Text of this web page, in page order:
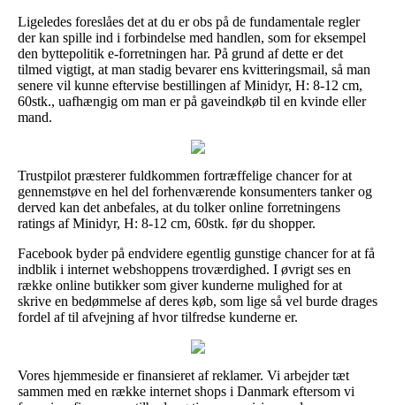
Ligeledes foreslåes det at du er obs på de fundamentale regler
der kan spille ind i forbindelse med handlen, som for eksempel
den byttepolitik e-forretningen har. På grund af dette er det
tilmed vigtigt, at man stadig bevarer ens kvitteringsmail, så man
senere vil kunne eftervise bestillingen af Minidyr, H: 8-12 cm,
60stk., uafhængig om man er på gaveindkøb til en kvinde eller
mand.
Trustpilot præsterer fuldkommen fortræffelige chancer for at
gennemstøve en hel del forhenværende konsumenters tanker og
derved kan det anbefales, at du tolker online forretningens
ratings af Minidyr, H: 8-12 cm, 60stk. før du shopper.
Facebook byder på endvidere egentlig gunstige chancer for at få
indblik i internet webshoppens troværdighed. I øvrigt ses en
række online butikker som giver kunderne mulighed for at
skrive en bedømmelse af deres køb, som lige så vel burde drages
fordel af til afvejning af hvor tilfredse kunderne er.
Vores hjemmeside er finansieret af reklamer. Vi arbejder tæt
sammen med en række internet shops i Danmark eftersom vi